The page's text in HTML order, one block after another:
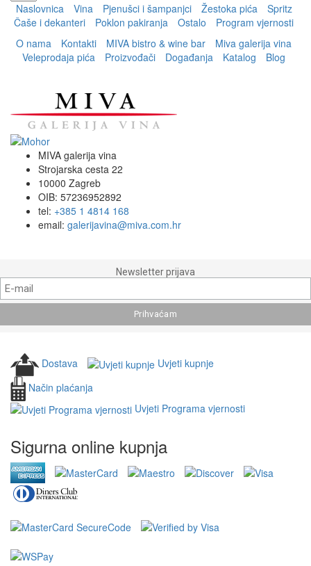
Naslovnica Vina Pjenušci i šampanjci Žestoka pića
Spritz
Čaše i dekanteri
Poklon pakiranja Ostalo
Program vjernosti
O nama
Kontakti MIVA bistro & wine bar
Miva galerija vina
Veleprodaja pića
Proizvođači Događanja Katalog Blog
MIVA galerija vina
Strojarska cesta 22
10000 Zagreb
OIB: 57236952892
tel: +385 1 4814 168
email: galerijavina@miva.com.hr
Newsletter prijava
Dostava
Uvjeti kupnje
Način plaćanja
Uvjeti Programa vjernosti
Sigurna online kupnja